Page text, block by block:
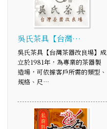
吳氏茶具【台灣…
吳氏茶具【台灣茶器改良場】成
立於1981年，為專業的茶器製
造場，可依據客戶所需的類型、
規格、尺…